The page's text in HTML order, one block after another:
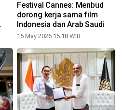
Festival Cannes: Menbud
dorong kerja sama film
Indonesia dan Arab Saudi
15 May 2026 15:18 WIB